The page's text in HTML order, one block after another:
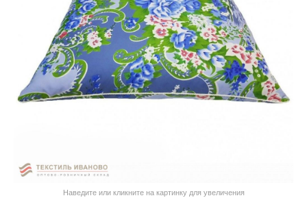
Наведите или кликните на картинку для увеличения